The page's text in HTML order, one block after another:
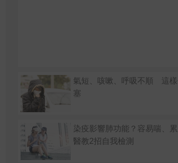
氣短、咳嗽、呼吸不順 這
塞
染疫影響肺功能？容易喘、
醫教2招自我檢測